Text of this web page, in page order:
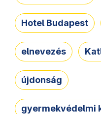
Hotel Budapest
elnevezés
újdonság
gyermekvédelmi